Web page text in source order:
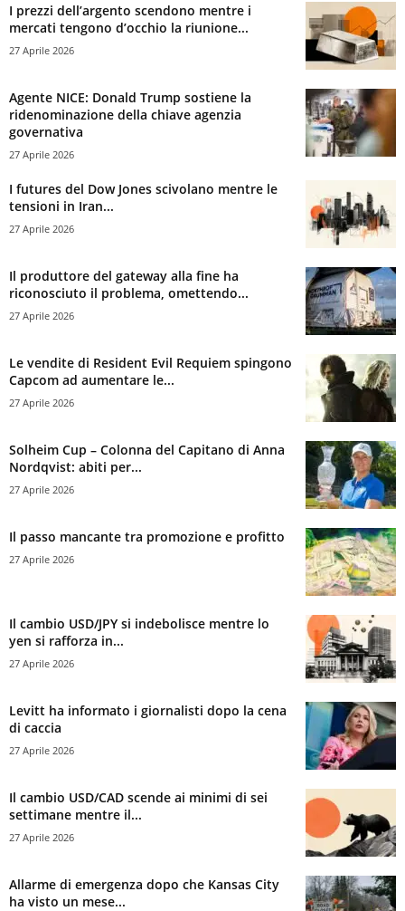
I prezzi dell’argento scendono mentre i
mercati tengono d’occhio la riunione...
27 Aprile 2026
Agente NICE: Donald Trump sostiene la
ridenominazione della chiave agenzia
governativa
27 Aprile 2026
I futures del Dow Jones scivolano mentre le
tensioni in Iran...
27 Aprile 2026
Il produttore del gateway alla fine ha
riconosciuto il problema, omettendo...
27 Aprile 2026
Le vendite di Resident Evil Requiem spingono
Capcom ad aumentare le...
27 Aprile 2026
Solheim Cup – Colonna del Capitano di Anna
Nordqvist: abiti per...
27 Aprile 2026
Il passo mancante tra promozione e profitto
27 Aprile 2026
Il cambio USD/JPY si indebolisce mentre lo
yen si rafforza in...
27 Aprile 2026
Levitt ha informato i giornalisti dopo la cena
di caccia
27 Aprile 2026
Il cambio USD/CAD scende ai minimi di sei
settimane mentre il...
27 Aprile 2026
Allarme di emergenza dopo che Kansas City
ha visto un mese...